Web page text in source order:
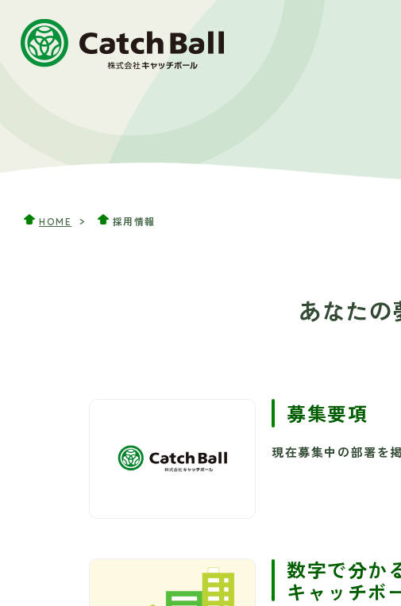
HOME 採用情報
あなたの
募集要項
現在募集中の部署を
数字で分か
キャッチボ